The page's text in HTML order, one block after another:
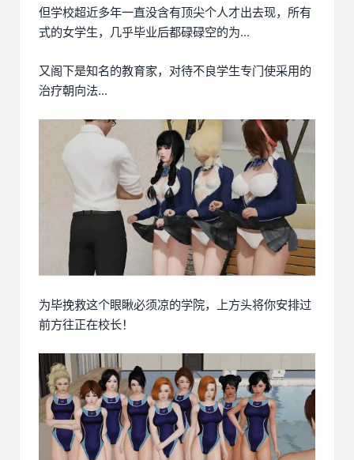
但学校超近多年一直没含有顶尖个人才出去现，所有
式的女学生，几乎毕业后都碌碌空的为...
又阁下是知名的教育家，对待不良学生专门使采用的
治疗朝向法...
为毕挽救这个眼瞅必须凉的学院，上方头将你安排过
前方往正在校长！